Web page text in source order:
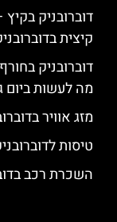
דוברובניק
קיצית
דוברובניק
מה לעשות ביום
מזג אוויר
טיסות
השכרת רכב